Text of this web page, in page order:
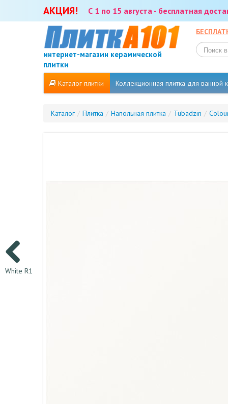
АКЦИЯ! С 1 по 15 августа - бесплатная
интернет-магазин керамической
плитки
Каталог плитки Коллекционная плитка для ванной
Каталог / Плитка / Напольная плитка / Tubadzin /
White R1